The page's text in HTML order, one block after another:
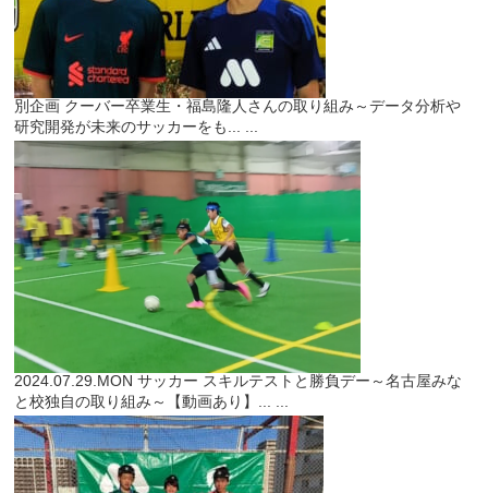
別企画 クーバー卒業生・福島隆人さんの取り組み～データ分析や
研究開発が未来のサッカーをも... ...
2024.07.29.MON サッカー スキルテストと勝負デー～名古屋みな
と校独自の取り組み～【動画あり】... ...